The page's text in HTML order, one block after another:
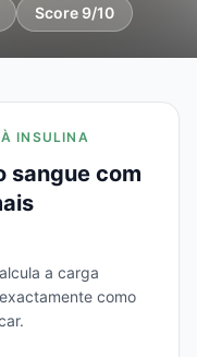
Score 9/10
INSULINA
sangue com
a carga
como